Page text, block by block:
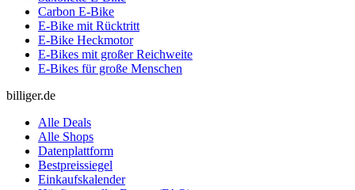
Carbon E-Bike
E-Bike mit Rücktritt
E-Bike Heckmotor
E-Bikes mit großer Reichweite
E-Bikes für große Menschen
billiger.de
Alle Deals
Alle Shops
Datenplattform
Bestpreissiegel
Einkaufskalender